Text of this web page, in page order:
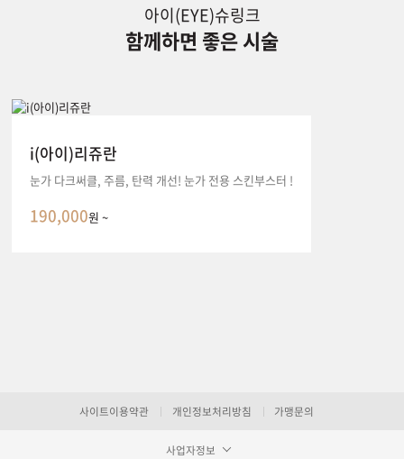
아이(EYE)슈링크
함께하면 좋은 시술
i(아이)리쥬란
눈가 다크써클, 주름, 탄력 개선! 눈가 전용 스킨부스터 !
190,000원 ~
사이트이용약관 개인정보처리방침 가맹문의
사업자정보